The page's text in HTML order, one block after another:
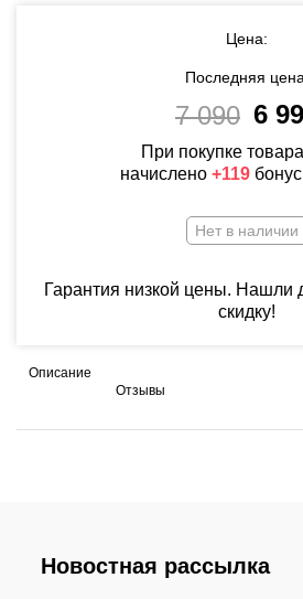
Цена:
Последняя
7 090 6
При покупке
начислено +119
Нет в наличии
Гарантия низкой цены. Нашли
скидку!
Описание
Отзывы
Новостная рассылка